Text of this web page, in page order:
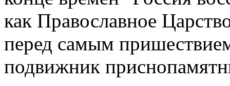
как Православное
перед самым
подвижник